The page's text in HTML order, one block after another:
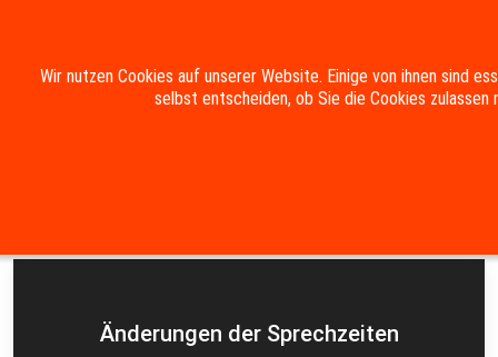
Impressum Datenschutzerklärung
Änderungen der Sprechzeiten
Wir nutzen Cookies auf unserer Website. Einige von ihnen sind
selbst entscheiden, ob Sie die Cookies